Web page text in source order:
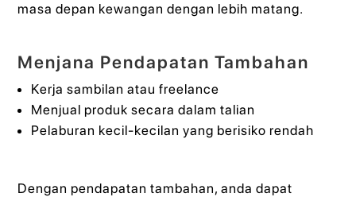
masa depan kewangan dengan lebih matang.
Menjana Pendapatan Tambahan
Kerja sambilan atau freelance
Menjual produk secara dalam talian
Pelaburan kecil-kecilan yang berisiko rendah
Dengan pendapatan tambahan, anda dapat